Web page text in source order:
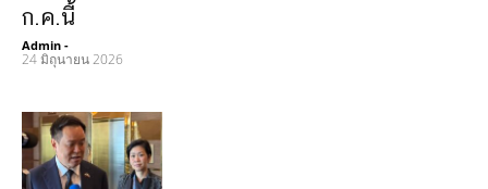
ก.ค.นี้
Admin -
24 มิถุนายน 2026